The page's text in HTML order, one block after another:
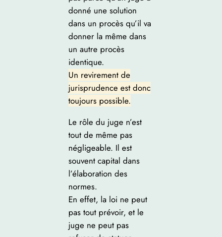
donné une solution
dans un procès qu’il va
donner la même dans
un autre procès
identique.
Un revirement de
jurisprudence est donc
toujours possible.
Le rôle du juge n’est
tout de même pas
négligeable. Il est
souvent capital dans
l’élaboration des
normes.
En effet, la loi ne peut
pas tout prévoir, et le
juge ne peut pas